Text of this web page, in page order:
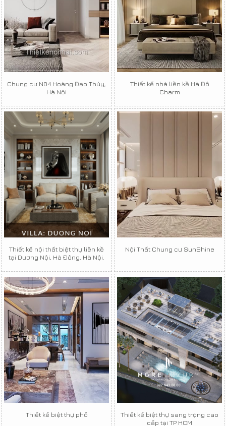
Chung cư N04 Hoàng Đạo Thúy,
Hà Nội
Thiết kế nhà liền kề Hà Đô
Charm
Thiết kế nội thất biệt thự liền kề
tại Dương Nội, Hà Đông, Hà Nội.
Nội Thất Chung cư SunShine
Thiết kế biệt thự phố
Thiết kế biệt thự sang trọng cao
cấp tại TP HCM